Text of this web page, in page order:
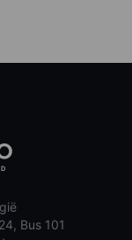
Bus 101